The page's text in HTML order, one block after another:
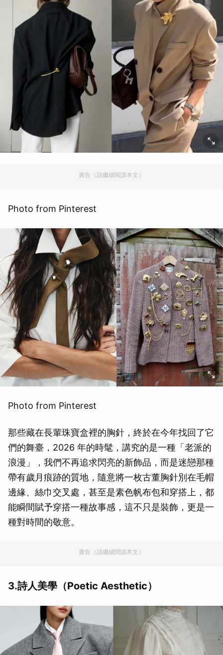
廣告（請繼續閱讀本文）
Photo from Pinterest
Photo from Pinterest
那些藏在長輩珠寶盒裡的胸針，終於在今年找回了它
們的舞臺，2026 年的時髦，講究的是一種「老派的
浪漫」，我們不再追求閃亮的新飾品，而是迷戀那種
帶有歲月痕跡的質地，隨意將一枚古董胸針別在毛帽
邊緣、絲巾交叉處，甚至是素色帆布包和穿搭上，都
能瞬間賦予穿搭一種故事感，這不只是裝飾，更是一
種對時間的敬意。
廣告（請繼續閱讀本文）
3.詩人美學（Poetic Aesthetic）